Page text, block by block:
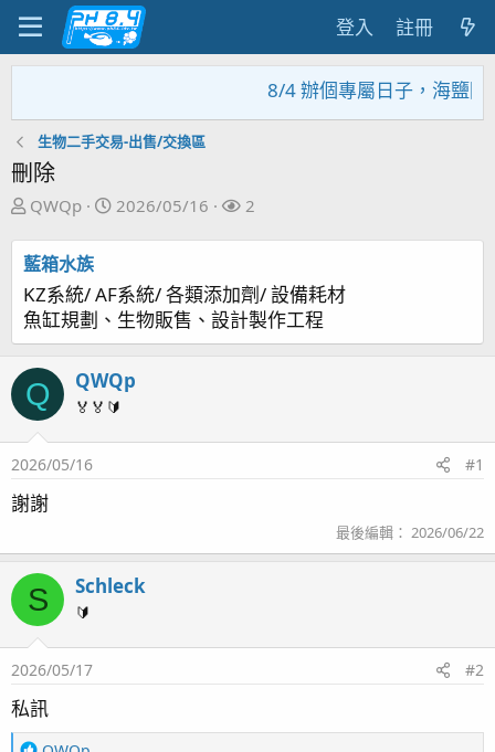
登入 註冊
8/4 辦個專屬日子，海鹽回
生物二手交易-出售/交換區
刪除
主
發
起
人
QWQp
開
2026/05/16
關
2
藍箱水族
KZ系統/ AF系統/ 各類添加劑/ 設備耗材
魚缸規劃、生物販售、設計製作工程
Q QWQp
🏅🏅🔰
2026/05/16 #1
謝謝
最後編輯： 2026/06/22
S Schleck
🔰
2026/05/17 #2
私訊